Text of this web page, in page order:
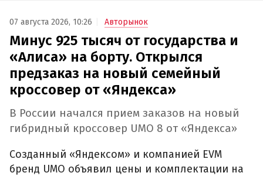
07 августа 2026, 10:26 Авторынок
Минус 925 тысяч от государства и
«Алиса» на борту. Открылся
предзаказ на новый семейный
кроссовер от «Яндекса»
В России начался прием заказов на новый
гибридный кроссовер UMO 8 от «Яндекса»
Созданный «Яндексом» и компанией EVM
бренд UMO объявил цены и комплектации на